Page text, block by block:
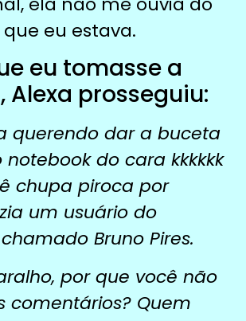
eu estava.
eu tomasse a
Alexa prosseguiu:
querendo dar a buceta
do cara kkkkkk
chupa piroca por
um usuário do
Bruno Pires.
por que você não
comentários? Quem